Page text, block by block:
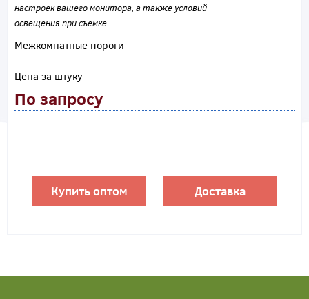
настроек вашего монитора, а также условий
освещения при съемке.
Межкомнатные пороги
Цена за штуку
По запросу
Купить оптом Доставка